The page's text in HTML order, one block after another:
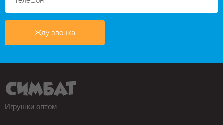
Жду звонка
Игрушки оптом